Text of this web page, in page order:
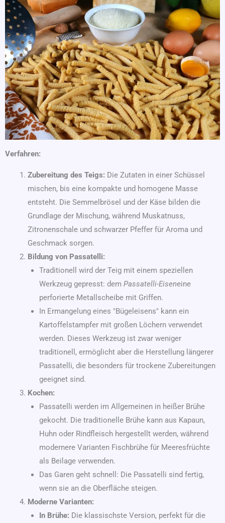
Verfahren:
Zubereitung des Teigs: Die Zutaten in einer Schüssel
mischen, bis eine kompakte und homogene Masse
entsteht. Die Semmelbrösel und der Käse bilden die
Grundlage der Mischung, während Muskatnuss,
Zitronenschale und schwarzer Pfeffer für Aroma und
Geschmack sorgen.
Bildung von Passatelli:
Traditionell wird der Teig mit einem speziellen
Werkzeug gepresst: dem Passatelli-Eiseneine
perforierte Metallscheibe mit Griffen.
In Ermangelung eines "Bügeleisens" kann ein
Kartoffelstampfer mit großen Löchern verwendet
werden. Dieses Werkzeug ist zwar weniger
traditionell, ermöglicht aber die Herstellung längerer
Passatelli, die besonders für trockene Zubereitungen
geeignet sind.
Kochen:
Passatelli werden im Allgemeinen in heißer Brühe
gekocht. Die traditionelle Brühe kann aus Kapaun,
Huhn oder Rindfleisch hergestellt werden, während
modernere Varianten Fischbrühe für Meeresfrüchte
als Beilage verwenden.
Das Garen geht schnell: Die Passatelli sind fertig,
wenn sie an die Oberfläche steigen.
Moderne Varianten:
In Brühe: Die klassischste Version, perfekt für die